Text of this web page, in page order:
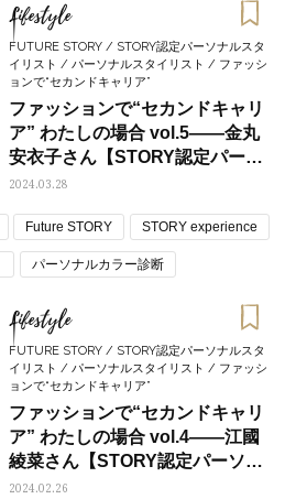
Lifestyle
FUTURE STORY / STORY認定パーソナルスタ
イリスト / パーソナルスタイリスト / ファッシ
ョンで“セカンドキャリア”
ファッションで“セカンドキャリ
ア” わたしの場合 vol.5――金丸
安衣子さん【STORY認定パーソ
ナルスタイリスト】
2024.03.28
Future STORY STORY experience
パーソナルカラー診断
Lifestyle
FUTURE STORY / STORY認定パーソナルスタ
イリスト / パーソナルスタイリスト / ファッシ
ョンで“セカンドキャリア”
ファッションで“セカンドキャリ
ア” わたしの場合 vol.4――江國
綾菜さん【STORY認定パーソナ
ルスタイリスト】
2024.02.26